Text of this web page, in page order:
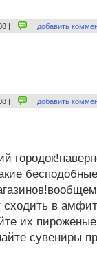
| добавить
| добавить
в
их
сувениры